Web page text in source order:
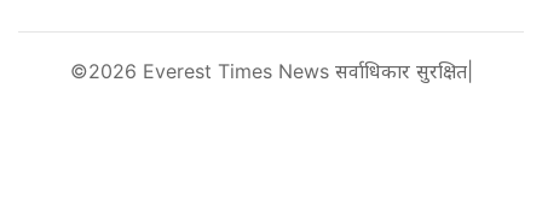
©2026 Everest Times News सर्वाधिकार सुरक्षित|